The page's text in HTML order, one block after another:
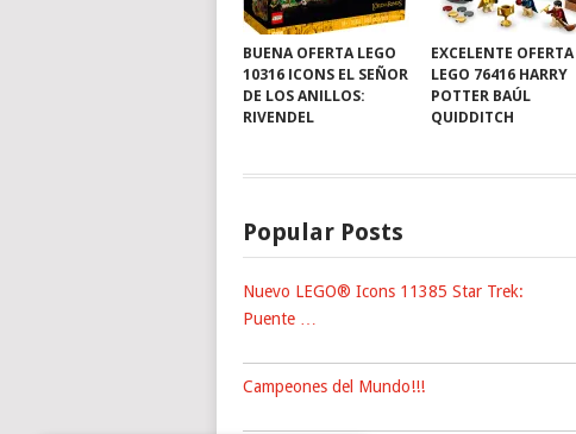
BUENA OFERTA LEGO
10316 ICONS EL SEÑOR
DE LOS ANILLOS:
RIVENDEL
EXCELENTE OFERTA
LEGO 76416 HARRY
POTTER BAÚL
QUIDDITCH
Popular Posts
Nuevo LEGO® Icons 11385 Star Trek:
Puente …
Campeones del Mundo!!!